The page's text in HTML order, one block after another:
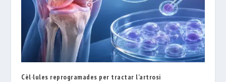
Cèl·lules reprogramades per tractar l’artrosi